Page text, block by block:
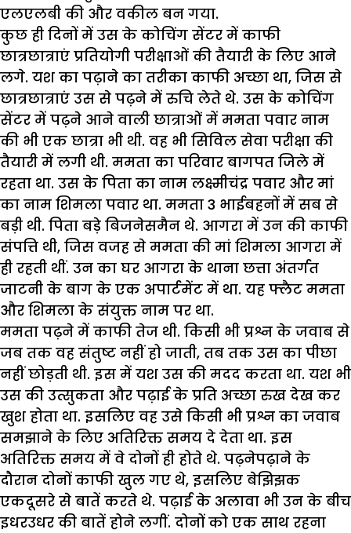
एलएलबी की और वकील बन गया.
कुछ ही दिनों में उस के कोचिंग सेंटर में काफी
छात्रछात्राएं प्रतियोगी परीक्षाओं की तैयारी के लिए आने
लगे. यश का पढ़ाने का तरीका काफी अच्छा था, जिस से
छात्रछात्राएं उस से पढ़ने में रुचि लेते थे. उस के कोचिंग
सेंटर में पढ़ने आने वाली छात्राओं में ममता पवार नाम
की भी एक छात्रा भी थी. वह भी सिविल सेवा परीक्षा की
तैयारी में लगी थी. ममता का परिवार बागपत जिले में
रहता था. उस के पिता का नाम लक्ष्मीचंद्र पवार और मां
का नाम शिमला पवार था. ममता 3 भाईबहनों में सब से
बड़ी थी. पिता बड़े बिजनेसमैन थे. आगरा में उन की काफी
संपत्ति थी, जिस वजह से ममता की मां शिमला आगरा में
ही रहती थीं. उन का घर आगरा के थाना छत्ता अंतर्गत
जाटनी के बाग के एक अपार्टमेंट में था. यह फ्लैट ममता
और शिमला के संयुक्त नाम पर था.
ममता पढ़ने में काफी तेज थी. किसी भी प्रश्न के जवाब से
जब तक वह संतुष्ट नहीं हो जाती, तब तक उस का पीछा
नहीं छोड़ती थी. इस में यश उस की मदद करता था. यश भी
उस की उत्सुकता और पढ़ाई के प्रति अच्छा रुख देख कर
खुश होता था. इसलिए वह उसे किसी भी प्रश्न का जवाब
समझाने के लिए अतिरिक्त समय दे देता था. इस
अतिरिक्त समय में वे दोनों ही होते थे. पढ़नेपढ़ाने के
दौरान दोनों काफी खुल गए थे, इसलिए बेझिझक
एकदूसरे से बातें करते थे. पढ़ाई के अलावा भी उन के बीच
इधरउधर की बातें होने लगीं. दोनों को एक साथ रहना